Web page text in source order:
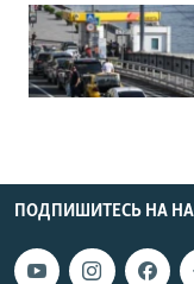
ПОДПИШИТЕСЬ НА